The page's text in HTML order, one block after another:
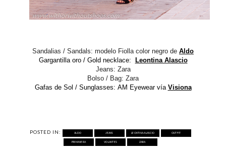
Sandalias / Sandals: modelo Fiolla color negro de Aldo
Gargantilla oro / Gold necklace:
Leontina Alascio
Jeans: Zara
Bolso / Bag: Zara
Gafas de Sol / Sunglasses: AM Eyewear vía Visiona
POSTED IN: ALDO JEANS LEONTINA ALASCIO OUTFIT
PRIMAVERA VOLANTES ZARA